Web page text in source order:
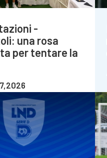
-
una rosa
per tentare la